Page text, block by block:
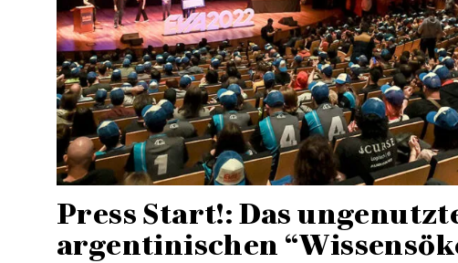
Press Start!: Das
argentinischen